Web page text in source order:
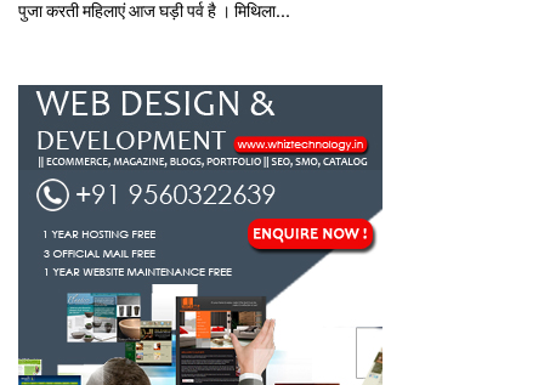
पुजा करती महिलाएं आज घड़ी पर्व है । मिथि‍ला...